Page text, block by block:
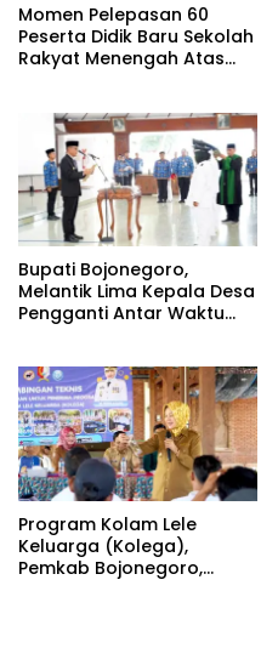
Momen Pelepasan 60
Peserta Didik Baru Sekolah
Rakyat Menengah Atas
Bupati Bojonegoro,
Melantik Lima Kepala Desa
Pengganti Antar Waktu
Program Kolam Lele
Keluarga (Kolega),
Pemkab Bojonegoro,